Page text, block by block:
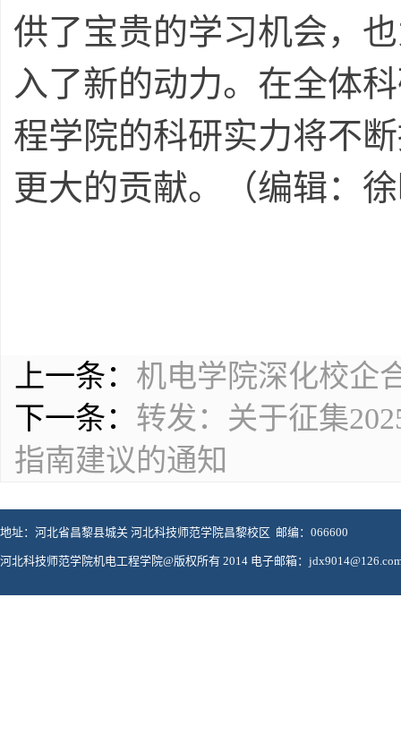
供了宝贵的学习机会，
入了新的动力。在全体
程学院的科研实力将不
更大的贡献。（编辑：
上一条： 机电学院深化校企
下一条： 转发：关于征集
指南建议的通知
地址：河北省昌黎县城关 河北科技师范学院昌黎校区 邮编：066600
河北科技师范学院机电工程学院@版权所有 2014 电子邮箱：